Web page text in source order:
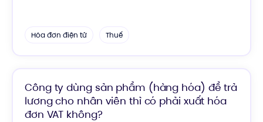
Hóa đơn điện tử Thuế
Công ty dùng sản phẩm (hàng hóa) để trả
lương cho nhân viên thì có phải xuất hóa
đơn VAT không?